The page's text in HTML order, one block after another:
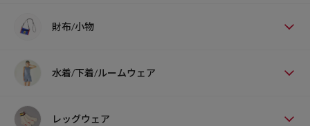
財布/小物
水着/下着/ルームウェア
レッグウェア